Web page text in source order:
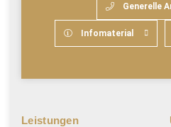
Generelle
Infomaterial
Leistungen